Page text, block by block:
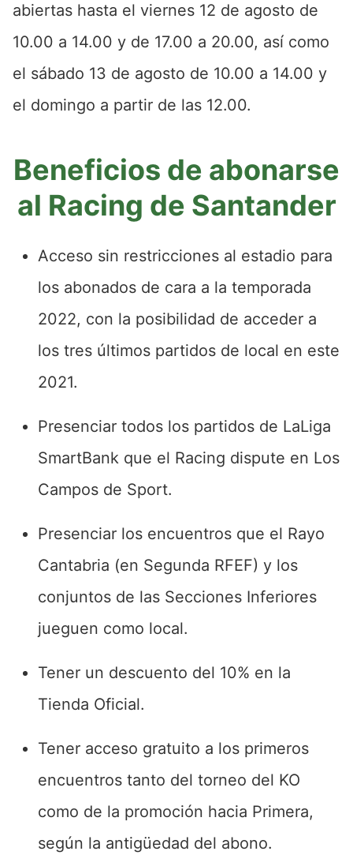
abiertas hasta el viernes 12 de agosto de
10.00 a 14.00 y de 17.00 a 20.00, así como
el sábado 13 de agosto de 10.00 a 14.00 y
el domingo a partir de las 12.00.
Beneficios de abonarse
al Racing de Santander
Acceso sin restricciones al estadio para
los abonados de cara a la temporada
2022, con la posibilidad de acceder a
los tres últimos partidos de local en este
2021.
Presenciar todos los partidos de LaLiga
SmartBank que el Racing dispute en Los
Campos de Sport.
Presenciar los encuentros que el Rayo
Cantabria (en Segunda RFEF) y los
conjuntos de las Secciones Inferiores
jueguen como local.
Tener un descuento del 10% en la
Tienda Oficial.
Tener acceso gratuito a los primeros
encuentros tanto del torneo del KO
como de la promoción hacia Primera,
según la antigüedad del abono.